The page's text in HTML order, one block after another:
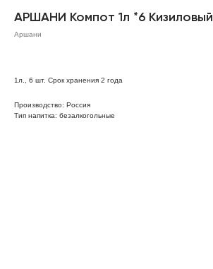
АРШАНИ Компот 1л *6 Кизиловый
Аршани
1л., 6 шт. Срок хранения 2 года
Производство: Россия
Тип напитка: безалкогольные